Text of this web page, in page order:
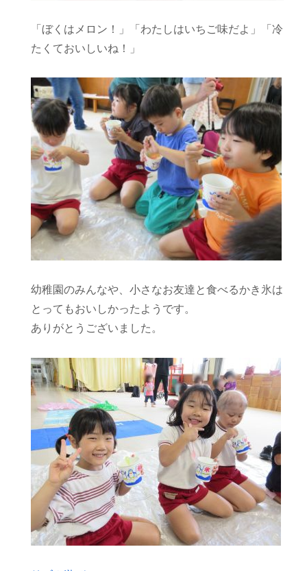
「ぼくはメロン！」「わたしはいちご味だよ」「冷
たくておいしいね！」
幼稚園のみんなや、小さなお友達と食べるかき氷は
とってもおいしかったようです。
ありがとうございました。